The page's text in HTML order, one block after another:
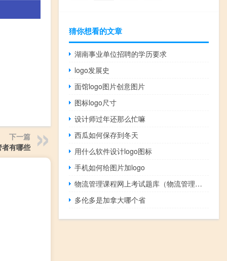
下一篇
有哪些
猜你想看的文章
湖南事业单位招聘的学历要求
logo发展史
面馆logo图片创意图片
图标logo尺寸
设计师过年还那么忙嘛
西瓜如何保存到冬天
用什么软件设计logo图标
手机如何给图片加logo
物流管理课程网上考试题库（物流管理课程）
多伦多是加拿大哪个省